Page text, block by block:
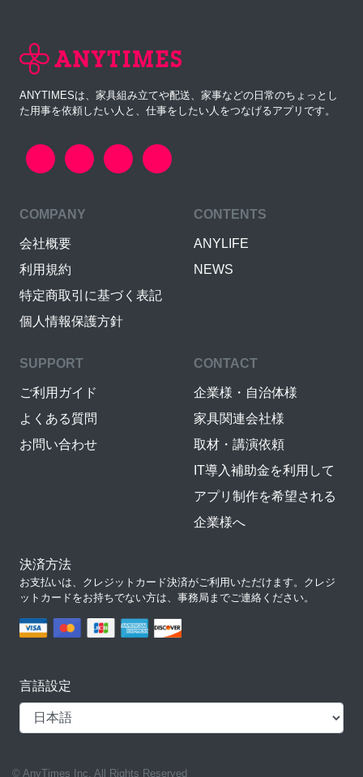
ANYTIMESは、家具組み立てや配送、家事などの日常のちょっとし
た用事を依頼したい人と、仕事をしたい人をつなげるアプリです。
COMPANY
会社概要
利用規約
特定商取引に基づく表記
個人情報保護方針
CONTENTS
ANYLIFE
NEWS
SUPPORT
ご利用ガイド
よくある質問
お問い合わせ
CONTACT
企業様・自治体様
家具関連会社様
取材・講演依頼
IT導入補助金を利用して
アプリ制作を希望される
企業様へ
決済方法
お支払いは、クレジットカード決済がご利用いただけます。クレジ
ットカードをお持ちでない方は、事務局までご連絡ください。
言語設定
© AnyTimes Inc. All Rights Reserved